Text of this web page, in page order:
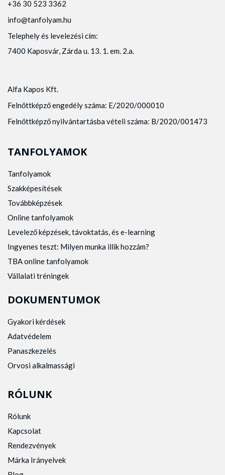
+36 30 523 3362
info@tanfolyam.hu
Telephely és levelezési cím:
7400 Kaposvár, Zárda u. 13. 1. em. 2.a.
Alfa Kapos Kft.
Felnőttképző engedély száma: E/2020/000010
Felnőttképző nyilvántartásba vételi száma: B/2020/001473
TANFOLYAMOK
Tanfolyamok
Szakképesítések
Továbbképzések
Online tanfolyamok
Levelező képzések, távoktatás, és e-learning
Ingyenes teszt: Milyen munka illik hozzám?
TBA online tanfolyamok
Vállalati tréningek
DOKUMENTUMOK
Gyakori kérdések
Adatvédelem
Panaszkezelés
Orvosi alkalmassági
RÓLUNK
Rólunk
Kapcsolat
Rendezvények
Márka Irányelvek